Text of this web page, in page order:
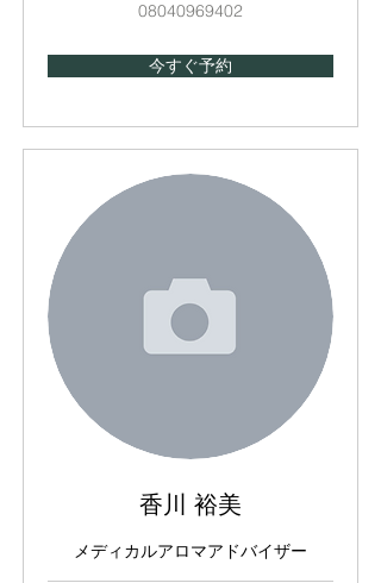
08040969402
今すぐ予約
香川 裕美
メディカルアロマアドバイザー